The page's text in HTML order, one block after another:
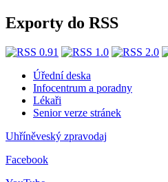
Exporty do RSS
Úřední deska
Infocentrum a poradny
Lékaři
Senior verze stránek
Uhříněveský zpravodaj
Facebook